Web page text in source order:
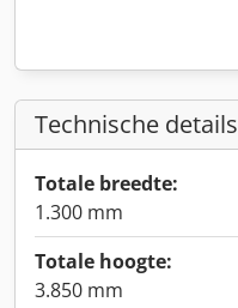
Technische details
Totale breedte:
1.300 mm
Totale hoogte:
3.850 mm